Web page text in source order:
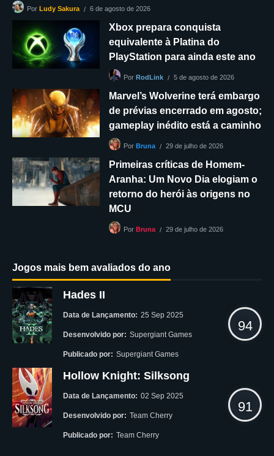
Por Ludy Sakura 6 de agosto de 2026
Xbox prepara conquista
equivalente à Platina do
PlayStation para ainda este ano
Por RodLink 5 de agosto de 2026
Marvel’s Wolverine terá embargo
de prévias encerrado em agosto;
gameplay inédito está a caminho
Por Bruna 29 de julho de 2026
Primeiras críticas de Homem-
Aranha: Um Novo Dia elogiam o
retorno do herói às origens no
MCU
Por Bruna 29 de julho de 2026
Jogos mais bem avaliados do ano
Hades II
Data de Lançamento: 25 Sep 2025
Desenvolvido por: Supergiant Games
Publicado por: Supergiant Games
94
Hollow Knight: Silksong
Data de Lançamento: 02 Sep 2025
Desenvolvido por: Team Cherry
Publicado por: Team Cherry
91